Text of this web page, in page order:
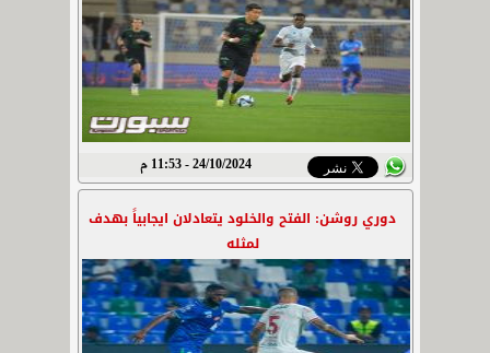
24/10/2024 - 11:53 م
دوري روشن: الفتح والخلود يتعادلان ايجابياً بهدف
لمثله